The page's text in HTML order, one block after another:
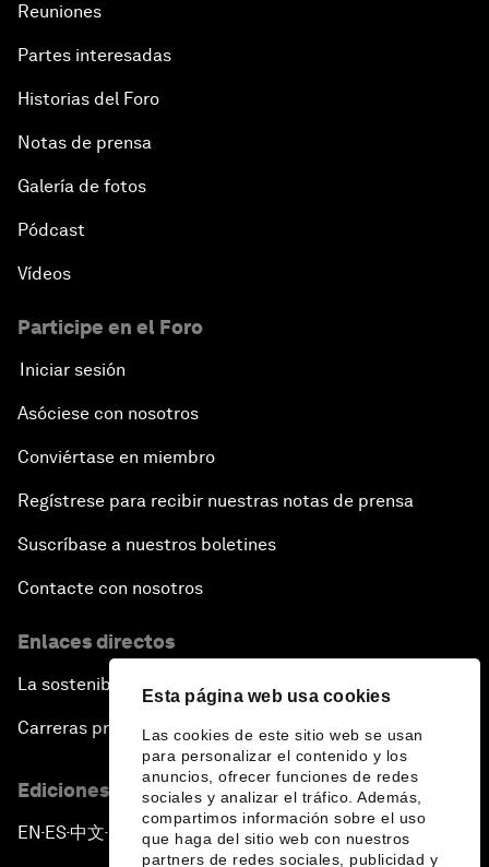
Esta página web usa cookies
Las cookies de este sitio web se usan
para personalizar el contenido y los
anuncios, ofrecer funciones de redes
sociales y analizar el tráfico. Además,
compartimos información sobre el uso
que haga del sitio web con nuestros
partners de redes sociales, publicidad y
Reuniones
Partes interesadas
Historias del Foro
Notas de prensa
Galería de fotos
Pódcast
Vídeos
Participe en el Foro
Iniciar sesión
Asóciese con nosotros
Conviértase en miembro
Regístrese para recibir nuestras notas de prensa
Suscríbase a nuestros boletines
Contacte con nosotros
Enlaces directos
La sostenibilidad en el Foro
Carreras profesionales
Ediciones en otros idiomas
EN ▪ES▪中文▪ 日本語